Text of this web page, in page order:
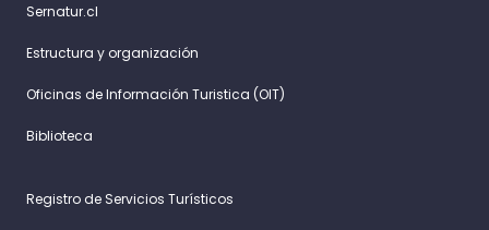
Sernatur.cl
Estructura y organización
Oficinas de Información Turistica (OIT)
Biblioteca
Registro de Servicios Turísticos